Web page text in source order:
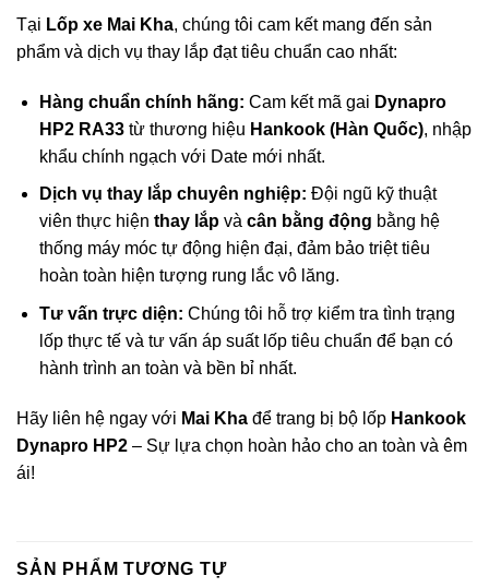
Tại Lốp xe Mai Kha, chúng tôi cam kết mang đến sản
phẩm và dịch vụ thay lắp đạt tiêu chuẩn cao nhất:
Hàng chuẩn chính hãng: Cam kết mã gai Dynapro
HP2 RA33từ thương hiệu Hankook (Hàn Quốc), nhập
khẩu chính ngạch với Date mới nhất.
Dịch vụ thay lắp chuyên nghiệp: Đội ngũ kỹ thuật
viên thực hiện thay lắpvà cân bằng động bằng hệ
thống máy móc tự động hiện đại, đảm bảo triệt tiêu
hoàn toàn hiện tượng rung lắc vô lăng.
Tư vấn trực diện: Chúng tôi hỗ trợ kiểm tra tình trạng
lốp thực tế và tư vấn áp suất lốp tiêu chuẩn để bạn có
hành trình an toàn và bền bỉ nhất.
Hãy liên hệ ngay với Mai Kha để trang bị bộ lốp Hankook
Dynapro HP2 – Sự lựa chọn hoàn hảo cho an toàn và êm
ái!
SẢN PHẨM TƯƠNG TỰ